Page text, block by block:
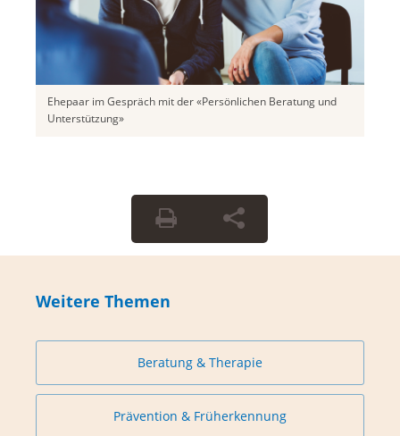
Ehepaar im Gespräch mit der «Persönlichen Beratung und
Unterstützung»
Weitere Themen
Beratung & Therapie
Prävention & Früherkennung